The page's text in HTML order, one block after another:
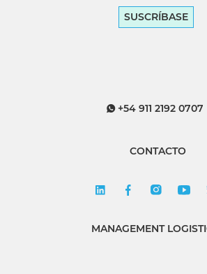
SUSCRÍBASE
+54 911 2192 0707
CONTACTO
MANAGEMENT